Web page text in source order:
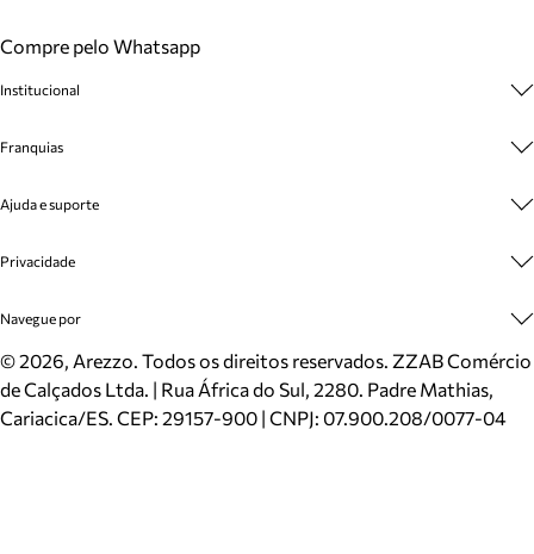
Compre pelo Whatsapp
Institucional
Cashback
Venda Corporativa
Mapa do Site
Inverno
Mundo Arezzo
Franquias
Plano de Negócio
Ajuda e suporte
Cadastro
Meus Pedidos
Trocas e Devoluções
Cartão Presente
Localizador de lojas
Privacidade
Politica e Privacidade
Navegue por
Sapatos
Bolsas
Scarpins
©2026, Arezzo. Todos os direitos reservados. ZZAB Comércio
de Calçados Ltda. | Rua África do Sul, 2280. Padre Mathias,
Cariacica/ES. CEP: 29157-900 | CNPJ: 07.900.208/0077-04